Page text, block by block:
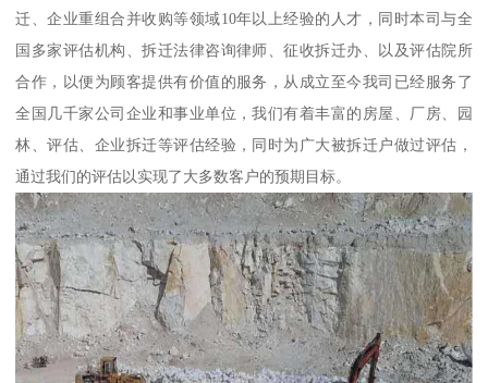
迁、企业重组合并收购等领域10年以上经验的人才，同时本司与全
国多家评估机构、拆迁法律咨询律师、征收拆迁办、以及评估院所
合作，以便为顾客提供有价值的服务，从成立至今我司已经服务了
全国几千家公司企业和事业单位，我们有着丰富的房屋、厂房、园
林、评估、企业拆迁等评估经验，同时为广大被拆迁户做过评估，
通过我们的评估以实现了大多数客户的预期目标。